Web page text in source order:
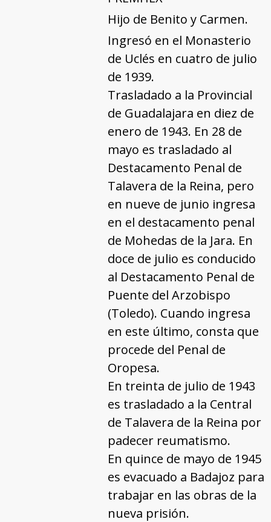
Hijo de Benito y Carmen.
Ingresó en el Monasterio
de Uclés en cuatro de julio
de 1939.
Trasladado a la Provincial
de Guadalajara en diez de
enero de 1943. En 28 de
mayo es trasladado al
Destacamento Penal de
Talavera de la Reina, pero
en nueve de junio ingresa
en el destacamento penal
de Mohedas de la Jara. En
doce de julio es conducido
al Destacamento Penal de
Puente del Arzobispo
(Toledo). Cuando ingresa
en este último, consta que
procede del Penal de
Oropesa.
En treinta de julio de 1943
es trasladado a la Central
de Talavera de la Reina por
padecer reumatismo.
En quince de mayo de 1945
es evacuado a Badajoz para
trabajar en las obras de la
nueva prisión.